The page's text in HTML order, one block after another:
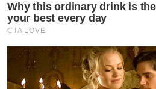
นอกจากการออกแบบที่สะท้อนเอ
แล้ว ทั้งสองโครงการยังพัฒนาพื้นที่
ส่วนกลางภายใต้แนวคิด Sol
ชีวิตของสมาชิกทุกช่วงวัย ประกอบ
Why this ordinary drink is
your best every day
CTA LOVE